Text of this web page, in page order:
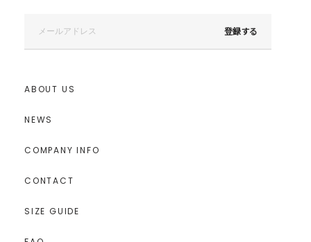
登録する
ABOUT US
NEWS
COMPANY INFO
CONTACT
SIZE GUIDE